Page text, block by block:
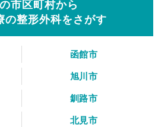
市区町村から
の整形外科をさがす
函館市
旭川市
釧路市
北見市